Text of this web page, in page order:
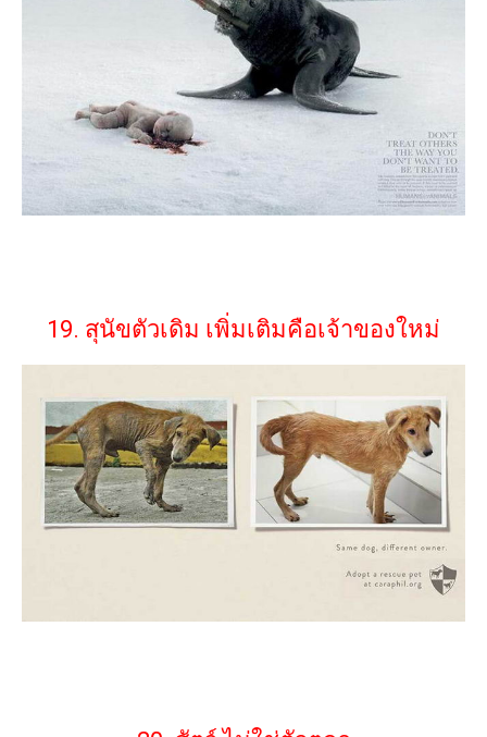
19. สุนัขตัวเดิม เพิ่มเติมคือเจ้าของใหม่